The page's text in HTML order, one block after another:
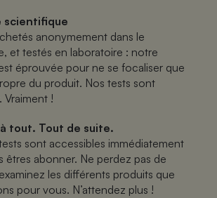
scientifique
anonymement dans le
et testés en laboratoire : notre
éprouvée pour ne se focaliser que
du produit. Nos tests sont
Vraiment !
tout. Tout de suite.
sont accessibles immédiatement
êtres abonner. Ne perdez pas de
les différents produits que
pour vous. N’attendez plus !